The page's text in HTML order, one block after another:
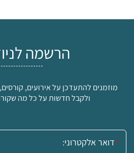
למידע ולרכישה
הרשמה
מוזמנים להתעדכן על אירועים,
ולקבל חדשות על כל מה
אימייל: